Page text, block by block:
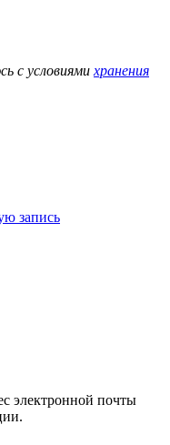
с условиями хранения
запись
электронной почты